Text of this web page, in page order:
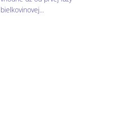
bielkovinovej...